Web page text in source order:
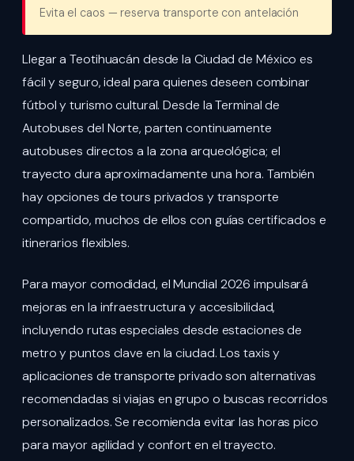
Evita el caos — reserva transporte con antelación
Llegar a Teotihuacán desde la Ciudad de México es
fácil y seguro, ideal para quienes deseen combinar
fútbol y turismo cultural. Desde la Terminal de
Autobuses del Norte, parten continuamente
autobuses directos a la zona arqueológica; el
trayecto dura aproximadamente una hora. También
hay opciones de tours privados y transporte
compartido, muchos de ellos con guías certificados e
itinerarios flexibles.
Para mayor comodidad, el Mundial 2026 impulsará
mejoras en la infraestructura y accesibilidad,
incluyendo rutas especiales desde estaciones de
metro y puntos clave en la ciudad. Los taxis y
aplicaciones de transporte privado son alternativas
recomendadas si viajas en grupo o buscas recorridos
personalizados. Se recomienda evitar las horas pico
para mayor agilidad y confort en el trayecto.